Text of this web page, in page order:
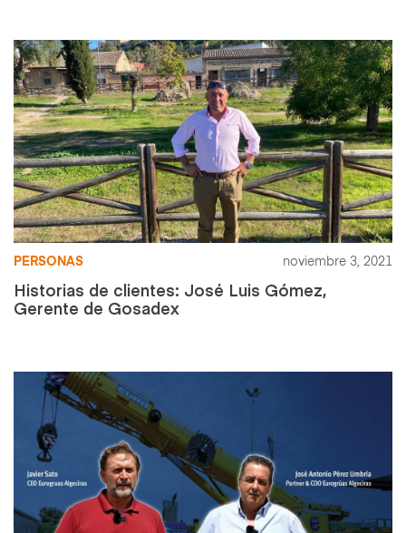
PERSONAS noviembre 3, 2021
Historias de clientes: José Luis Gómez,
Gerente de Gosadex